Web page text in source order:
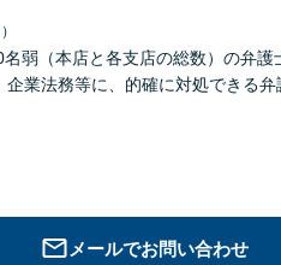
弱（本店と各支店の総数）の弁
業法務等に、的確に対処できる
メールでお問い合わせ